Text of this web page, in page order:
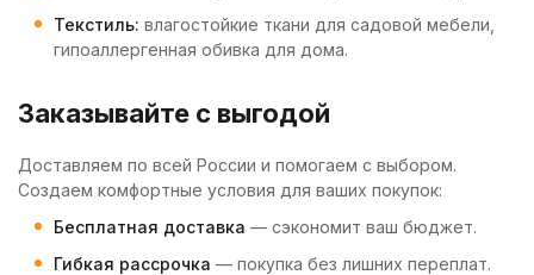
Текстиль: влагостойкие ткани для садовой мебели,
гипоаллергенная обивка для дома.
Заказывайте с выгодой
Доставляем по всей России и помогаем с выбором.
Создаем комфортные условия для ваших покупок:
Бесплатная доставка — сэкономит ваш бюджет.
Гибкая рассрочка — покупка без лишних переплат.